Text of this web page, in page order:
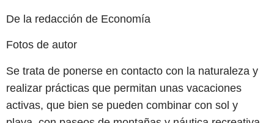
De la redacción de Economía
Fotos de autor
Se trata de ponerse en contacto con la naturaleza y
realizar prácticas que permitan unas vacaciones
activas, que bien se pueden combinar con sol y